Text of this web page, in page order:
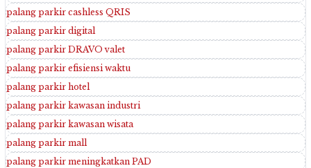
palang parkir cashless QRIS
palang parkir digital
palang parkir DRAVO valet
palang parkir efisiensi waktu
palang parkir hotel
palang parkir kawasan industri
palang parkir kawasan wisata
palang parkir mall
palang parkir meningkatkan PAD